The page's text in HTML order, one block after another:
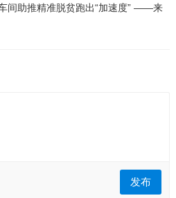
间助推精准脱贫跑出“加速度” ——来
发布